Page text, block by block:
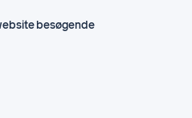
besøgende